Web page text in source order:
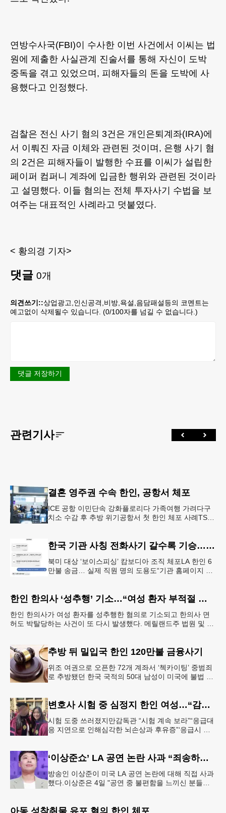
연방수사국(FBI)이 수사한 이번 사건에서 이씨는 법
원에 제출한 사실관계 진술서를 통해 자신이 도박
중독을 겪고 있었으며, 피해자들의 돈을 도박에 사
용했다고 인정했다.
검찰은 전신 사기 혐의 3건은 개인은퇴계좌(IRA)에
서 이뤄진 자금 이체와 관련된 것이며, 은행 사기 혐
의 2건은 피해자들이 발행한 수표를 이씨가 설립한
페이퍼 컴퍼니 계좌에 입금한 행위와 관련된 것이라
고 설명했다. 이들 혐의는 전체 투자사기 수법을 보
여주는 대표적인 사례라고 덧붙였다.
< 황의경 기자>
댓글 0개
의견쓰기::상업광고,인신공격,비방,욕설,음담패설등의 코멘트는
예고없이 삭제될수 있습니다. (0/100자를 넘길 수 없습니다.)
댓글 저장하기
관련기사
결혼 영주권 수속 한인, 공항서 체포
ICE 공항 이민단속 강화플로리다 가족여행 가려다구
치소 수감 후 추방 위기공항서 첫 한인 체포 사례TSA
한국 기관 사칭 전화사기 갈수록 기승… 한인 123억 피해
북미 대상 ‘보이스피싱’ 캄보디아 조직 체포LA 한인 6
만불 송금… 실제 직원 명의 도용도“기관 홈페이지 접
한인 한의사 ‘성추행’ 기소…“여성 환자 부적절 접촉”
한인 한의사가 여성 환자를 성추행한 혐의로 기소되고 한의사 면
허도 박탈당하는 사건이 또 다시 발생했다. 메릴랜드주 법원 및 메
추방 뒤 밀입국 한인 120만불 금융사기
위조 여권으로 오픈한 72개 계좌서 ‘첵카이팅’ 중범죄
로 추방됐던 한국 국적의 50대 남성이 미국에 불법 재
변호사 시험 중 심정지 한인 여성…“감독 부실” 소송
시험 도중 쓰러졌지만감독관 “시험 계속 보라”“응급대
응 지연으로 인해심각한 뇌손상과 후유증”‘응급시 시
‘이상준쇼’ LA 공연 논란 사과 “죄송하고 또 죄송하다”
방송인 이상준이 미국 LA 공연 논란에 대해 직접 사과
했다.이상준은 4일 "공연 중 불편함을 느끼신 분들이